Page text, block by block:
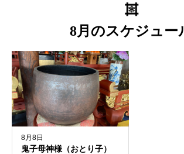
8月のスケジュー
8月8日
鬼子母神様（おとり子）